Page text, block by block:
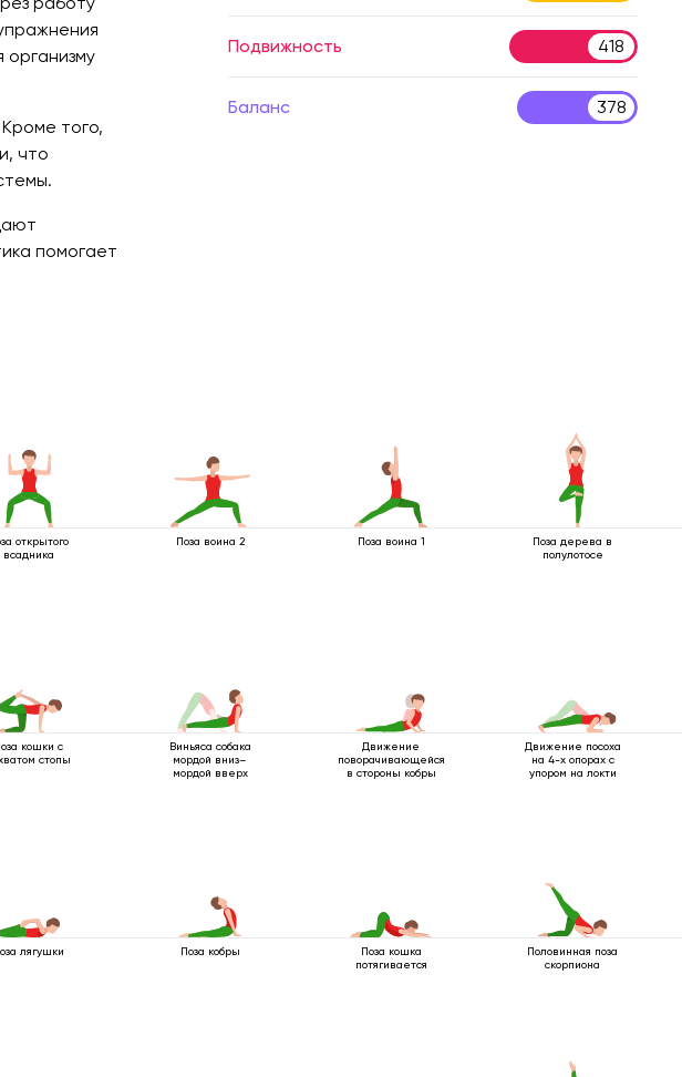
того,
что
помогает
Подвижность 418
Баланс 378
открытого
всадника
Поза воина 2 Поза воина 1
Поза дерева в
полулотосе
кошки с
стопы
Виньяса собака
мордой вниз–
мордой вверх
Движение
поворачивающейся
в стороны кобры
Движение посоха
на 4-х опорах с
упором на локти
лягушки Поза кобры
Поза кошка
потягивается
Половинная поза
скорпиона